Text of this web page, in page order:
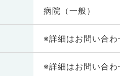
病院（一般）
※詳細はお問い合わ
※詳細はお問い合わ